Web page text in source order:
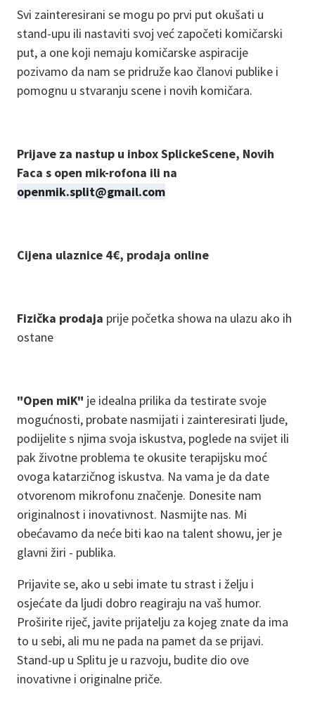
Svi zainteresirani se mogu po prvi put okušati u
stand-upu ili nastaviti svoj već započeti komičarski
put, a one koji nemaju komičarske aspiracije
pozivamo da nam se pridruže kao članovi publike i
pomognu u stvaranju scene i novih komičara.
Prijave za nastup u inbox SplickeScene, Novih
Faca s open mik-rofona ili na
openmik.split@gmail.com
Cijena ulaznice 4€, prodaja online
Fizička prodaja prije početka showa na ulazu ako ih
ostane
"Open miK" je idealna prilika da testirate svoje
mogućnosti, probate nasmijati i zainteresirati ljude,
podijelite s njima svoja iskustva, poglede na svijet ili
pak životne problema te okusite terapijsku moć
ovoga katarzičnog iskustva. Na vama je da date
otvorenom mikrofonu značenje. Donesite nam
originalnost i inovativnost. Nasmijte nas. Mi
obećavamo da neće biti kao na talent showu, jer je
glavni žiri - publika.
Prijavite se, ako u sebi imate tu strast i želju i
osjećate da ljudi dobro reagiraju na vaš humor.
Proširite riječ, javite prijatelju za kojeg znate da ima
to u sebi, ali mu ne pada na pamet da se prijavi.
Stand-up u Splitu je u razvoju, budite dio ove
inovativne i originalne priče.